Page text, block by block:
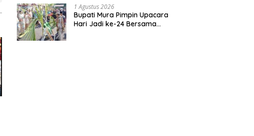
1 Agustus 2026
Bupati Mura Pimpin Upacara
Hari Jadi ke-24 Bersama